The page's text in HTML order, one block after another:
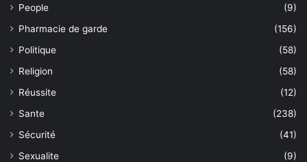
People
(9)
Pharmacie de garde
(156)
Politique
(58)
Religion
(58)
Réussite
(12)
Sante
(238)
Sécurité
(41)
Sexualite
(9)